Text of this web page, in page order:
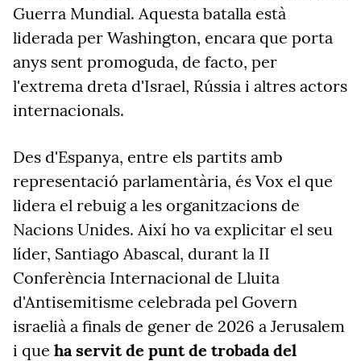
Guerra Mundial. Aquesta batalla està
liderada per Washington, encara que porta
anys sent promoguda, de facto, per
l'extrema dreta d'Israel, Rússia i altres actors
internacionals.
Des d'Espanya, entre els partits amb
representació parlamentària, és Vox el que
lidera el rebuig a les organitzacions de
Nacions Unides. Així ho va explicitar el seu
líder, Santiago Abascal, durant la II
Conferència Internacional de Lluita
d'Antisemitisme celebrada pel Govern
israelià a finals de gener de 2026 a Jerusalem
i que ha servit de punt de trobada del